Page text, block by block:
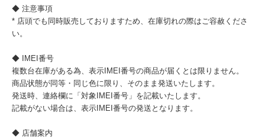
◆ 注意事項
* 店頭でも同時販売しておりますため、在庫切れの際はご容赦くださ
い。
◆ IMEI番号
複数台在庫がある為、表示IMEI番号の商品が届くとは限りません。
商品状態が同等・同じ色に限り、そのまま発送いたします。
発送時、連絡欄に「対象IMEI番号」を記載いたします。
記載がない場合は、表示IMEI番号の発送となります。
◆ 店舗案内